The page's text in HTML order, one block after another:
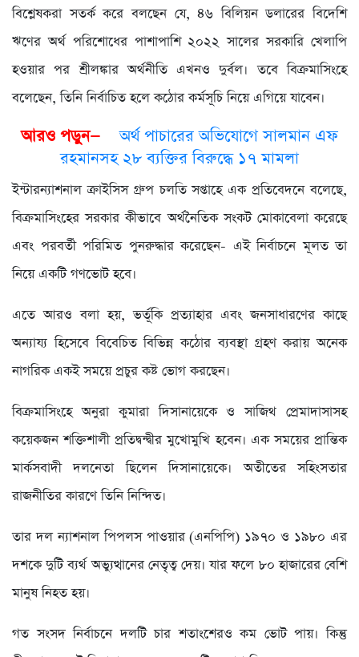
বিশ্লেষকরা সতর্ক করে বলছেন যে, ৪৬ বিলিয়ন ডলারের বিদেশি
ঋণের অর্থ পরিশোধের পাশাপাশি ২০২২ সালের সরকারি খেলাপি
হওয়ার পর শ্রীলঙ্কার অর্থনীতি এখনও দুর্বল। তবে বিক্রমাসিংহে
বলেছেন, তিনি নির্বাচিত হলে কঠোর কর্মসূচি নিয়ে এগিয়ে যাবেন।
আরও পড়ুন—অর্থ পাচারের অভিযোগে সালমান এফ
রহমানসহ ২৮ ব্যক্তির বিরুদ্ধে ১৭ মামলা
ইন্টারন্যাশনাল ক্রাইসিস গ্রুপ চলতি সপ্তাহে এক প্রতিবেদনে বলেছে,
বিক্রমাসিংহের সরকার কীভাবে অর্থনৈতিক সংকট মোকাবেলা করেছে
এবং পরবর্তী পরিমিত পুনরুদ্ধার করেছেন- এই নির্বাচনে মূলত তা
নিয়ে একটি গণভোট হবে।
এতে আরও বলা হয়, ভর্তূকি প্রত্যাহার এবং জনসাধারণের কাছে
অন্যায্য হিসেবে বিবেচিত বিভিন্ন কঠোর ব্যবস্থা গ্রহণ করায় অনেক
নাগরিক একই সময়ে প্রচুর কষ্ট ভোগ করছেন।
বিক্রমাসিংহে অনুরা কুমারা দিসানায়েকে ও সাজিথ প্রেমাদাসাসহ
কয়েকজন শক্তিশালী প্রতিদ্বন্দ্বীর মুখোমুখি হবেন। এক সময়ের প্রান্তিক
মার্কসবাদী দলনেতা ছিলেন দিসানায়েকে। অতীতের সহিংসতার
রাজনীতির কারণে তিনি নিন্দিত।
তার দল ন্যাশনাল পিপলস পাওয়ার (এনপিপি) ১৯৭০ ও ১৯৮০ এর
দশকে দুটি ব্যর্থ অভ্যুত্থানের নেতৃত্ব দেয়। যার ফলে ৮০ হাজারের বেশি
মানুষ নিহত হয়।
গত সংসদ নির্বাচনে দলটি চার শতাংশেরও কম ভোট পায়। কিন্তু